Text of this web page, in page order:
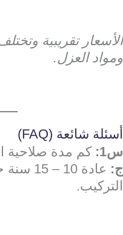
الأسعار تقريبية
ومواد العزل.
أسئلة شائعة (FAQ)
س1:
كم مدة صلاحية
ج:
عادة
التركيب.